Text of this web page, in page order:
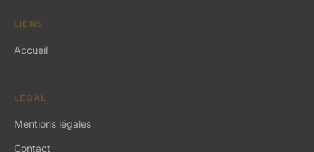
LIENS
Accueil
LÉGAL
Mentions légales
Contact